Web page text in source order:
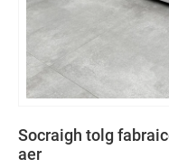
Socraigh tolg
aer